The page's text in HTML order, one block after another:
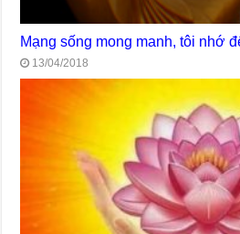
Mạng sống mong manh, tôi nhớ
13/04/2018